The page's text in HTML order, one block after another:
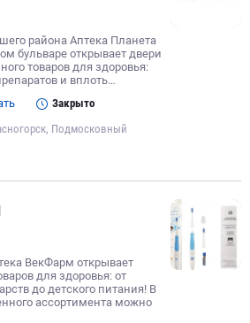
района Аптека Планета
бульваре открывает двери
товаров для здоровья:
и вплоть…
Закрыто
Подмосковный
ВекФарм открывает
для здоровья: от
до детского питания! В
ассортимента можно